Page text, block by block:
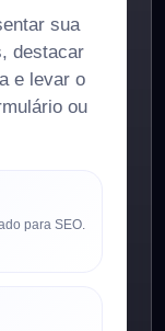
sua
destacar
e levar o
ou
para SEO.